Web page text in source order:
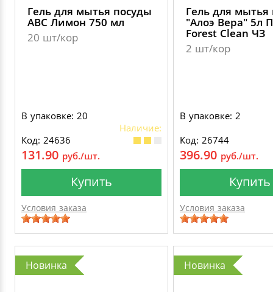
Гель для мытья посуды
АВС Лимон 750 мл
20 шт/кор
В упаковке: 20
Наличие:
Код: 24636
131.90 руб./шт.
Купить
Условия заказа
Гель для мытья
"Алоэ Вера" 5л
Forest Clean ЧЗ
2 шт/кор
В упаковке: 2
Код: 26744
396.90 руб./шт.
Купить
Условия заказа
Новинка Новинка